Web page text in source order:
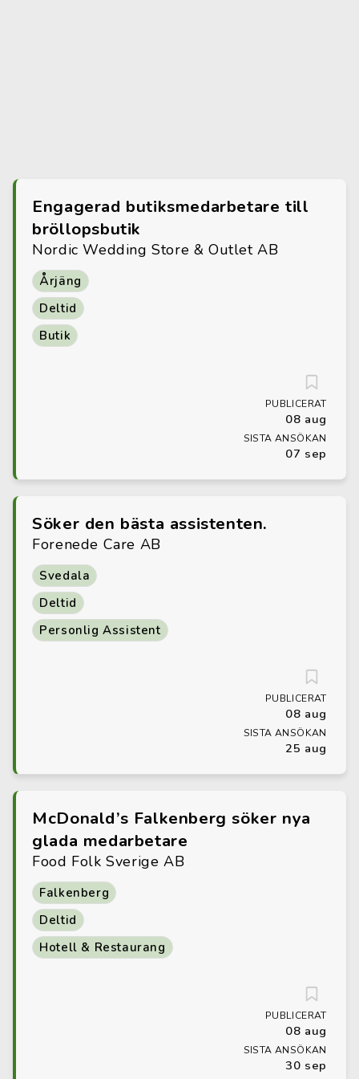
Engagerad butiksmedarbetare till
bröllopsbutik
Nordic Wedding Store & Outlet AB
Årjäng
Deltid
Butik
PUBLICERAT
08 aug
SISTA ANSÖKAN
07 sep
Söker den bästa assistenten.
Forenede Care AB
Svedala
Deltid
Personlig Assistent
PUBLICERAT
08 aug
SISTA ANSÖKAN
25 aug
McDonald’s Falkenberg söker nya
glada medarbetare
Food Folk Sverige AB
Falkenberg
Deltid
Hotell & Restaurang
PUBLICERAT
08 aug
SISTA ANSÖKAN
30 sep